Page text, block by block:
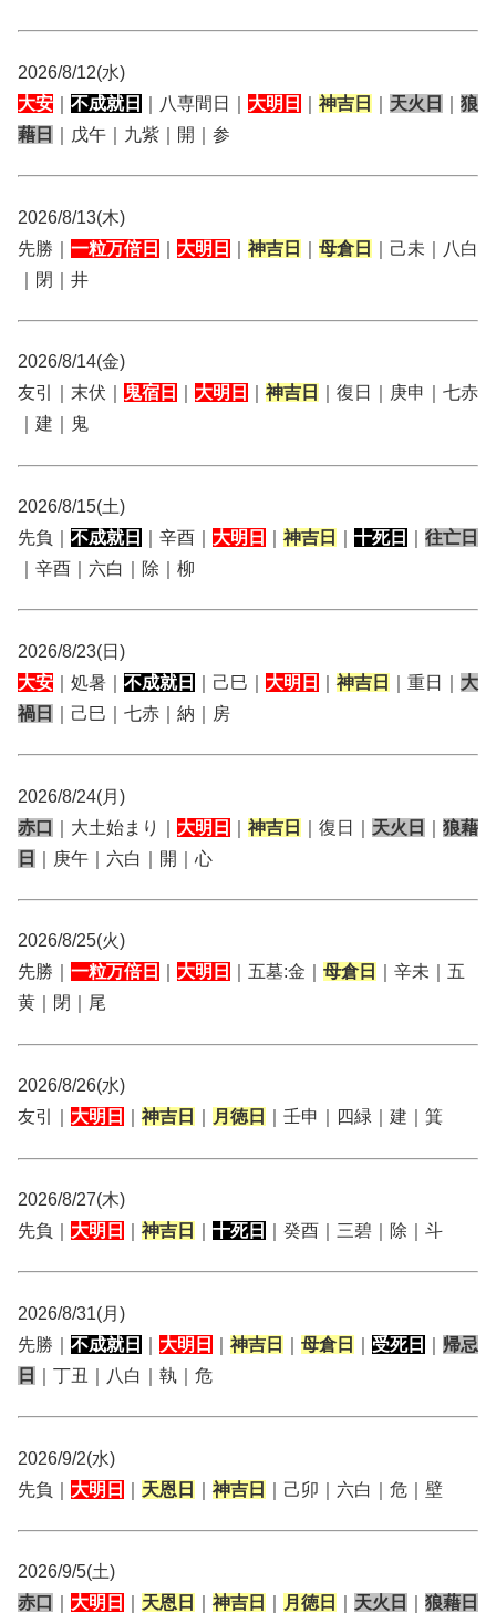
2026/8/12(水)
大安
不成就日 ｜八専間日｜ 大明日 神吉日 天火日
狼
藉日
｜戊午｜九紫｜開｜参
2026/8/13(木)
先勝｜ 一粒万倍日 大明日 神吉日 母倉日
｜己未｜八白
｜閉｜井
2026/8/14(金)
友引｜末伏｜
鬼宿日 大明日 神吉日
｜復日｜庚申｜七赤
｜建｜鬼
2026/8/15(土)
先負｜ 不成就日 ｜辛酉｜ 大明日 神吉日 十死日
往亡日
｜辛酉｜六白｜除｜柳
2026/8/23(日)
大安 ｜処暑｜ 不成就日 ｜己巳｜ 大明日 神吉日 ｜重日｜ 大
禍日
｜己巳｜七赤｜納｜房
2026/8/24(月)
赤口
｜大土始まり｜ 大明日 神吉日 ｜復日｜ 天火日
狼藉
日
｜庚午｜六白｜開｜心
2026/8/25(火)
先勝｜ 一粒万倍日 大明日 ｜五墓:金｜ 母倉日
｜辛未｜五
黄｜閉｜尾
2026/8/26(水)
友引｜ 大明日 神吉日 月徳日 ｜壬申｜四緑｜建｜箕
2026/8/27(木)
先負｜ 大明日 神吉日 十死日 ｜癸酉｜三碧｜除｜斗
2026/8/31(月)
先勝｜ 不成就日 大明日 神吉日 母倉日 受死日
帰忌
日
｜丁丑｜八白｜執｜危
2026/9/2(水)
先負｜ 大明日 天恩日 神吉日 ｜己卯｜六白｜危｜壁
2026/9/5(土)
赤口
大明日 天恩日 神吉日 月徳日 天火日 狼藉日